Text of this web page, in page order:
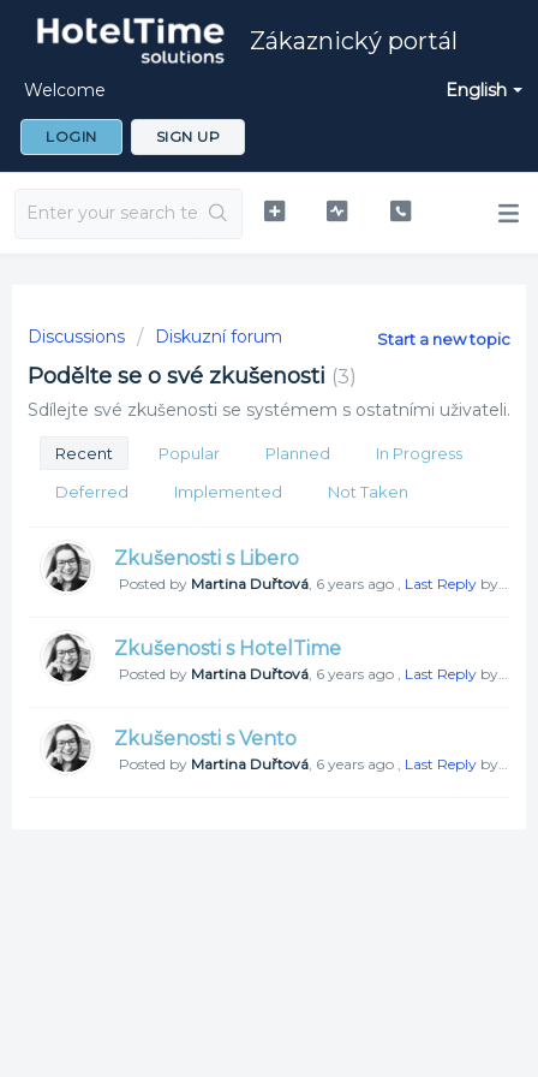
Zákaznický portál
English
Welcome
LOGIN SIGN UP
Start a new topic
Discussions Diskuzní forum
Podělte se o své zkušenosti 3
Sdílejte své zkušenosti se systémem s ostatními uživateli.
Recent Popular Planned
In Progress
Deferred
Implemented Not Taken
Zkušenosti s Libero
Posted by Martina Duřtová, 6 years ago , Last Reply by Simona Nová
Zkušenosti s HotelTime
Posted by Martina Duřtová, 6 years ago , Last Reply by Simona Nová
Zkušenosti s Vento
Posted by Martina Duřtová, 6 years ago , Last Reply by Martina Duřtová